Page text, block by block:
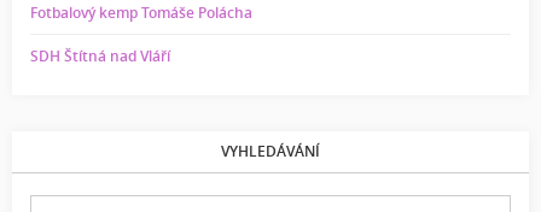
Fotbalový kemp Tomáše Polácha
SDH Štítná nad Vláří
VYHLEDÁVÁNÍ